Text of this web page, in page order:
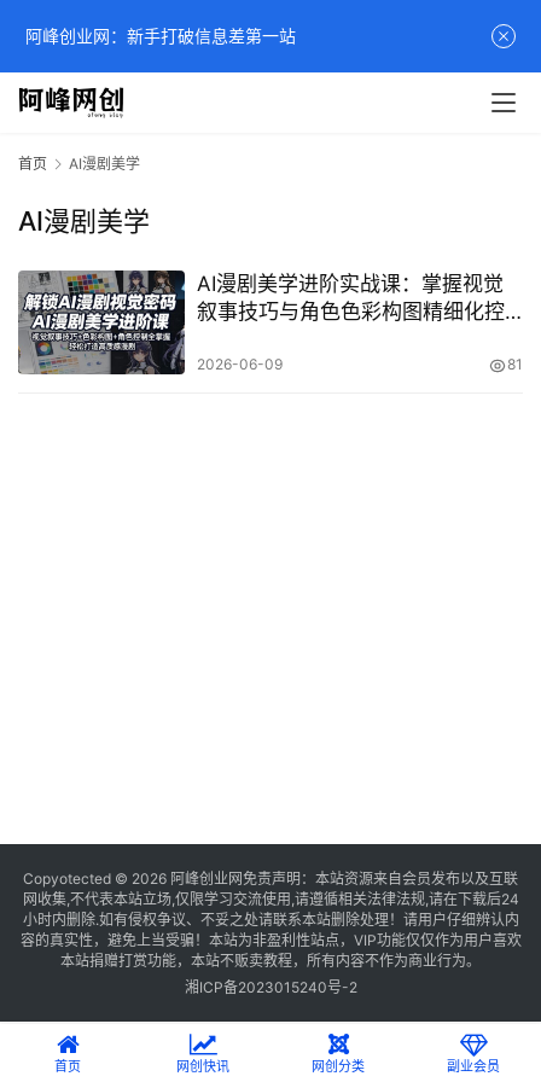
首页 AI漫剧美学
AI漫剧美学
AI漫剧美学进阶实战课：掌握视觉
叙事技巧与角色色彩构图精细化控
2026-06-09 81
Copyotected © 2026 阿峰创业网 免责声明：本站资源来自会员发布以及互联
网收集,不代表本站立场,仅限学习交流使用,请遵循相关法律法规,请在下载后24
小时内删除.如有侵权争议、不妥之处请联系本站删除处理！请用户仔细辨认内
容的真实性，避免上当受骗！本站为非盈利性站点，VIP功能仅仅作为用户喜欢
本站捐赠打赏功能，本站不贩卖教程，所有内容不作为商业行为。
湘ICP备2023015240号-2
首页 网创快讯 网创分类 副业会员
阿峰创业网：新手打破信息差第一站